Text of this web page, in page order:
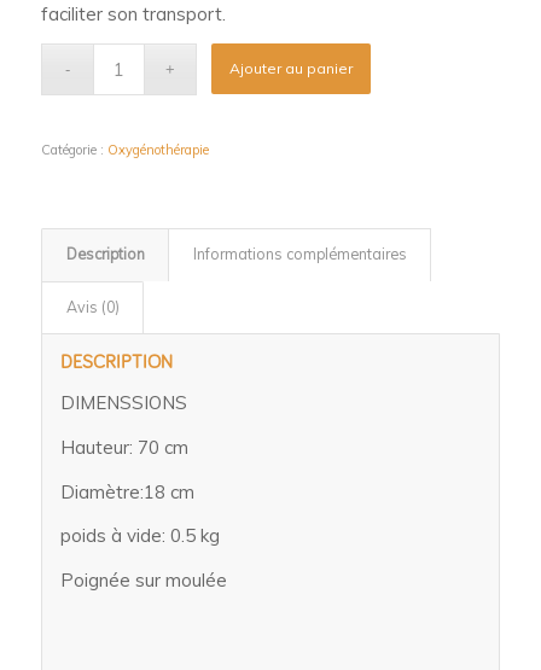
faciliter son transport.
Ajouter au panier
Catégorie : Oxygénothérapie
Description Informations complémentaires
Avis (0)
DESCRIPTION
DIMENSSIONS
Hauteur: 70 cm
Diamètre:18 cm
poids à vide: 0.5 kg
Poignée sur moulée